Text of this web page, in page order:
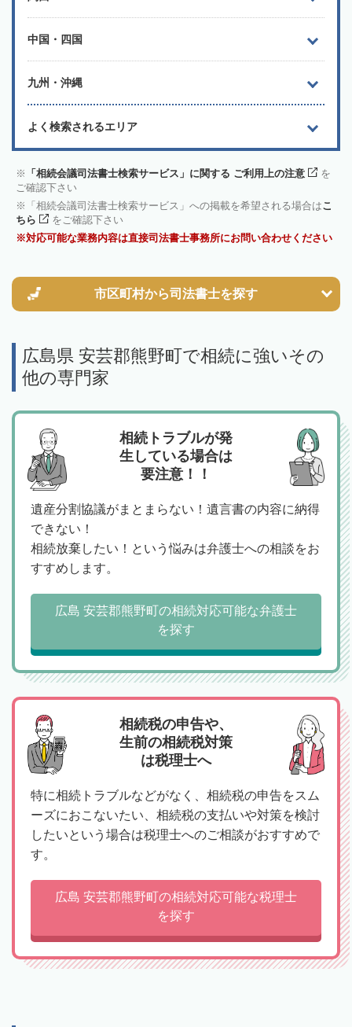
中国・四国
九州・沖縄
よく検索されるエリア
「相続会議司法書士検索サービス」に関する ご利用上の注意
を
ご確認下さい
「相続会議司法書士検索サービス」への掲載を希望される場合はこ
ちら
をご確認下さい
対応可能な業務内容は直接司法書士事務所にお問い合わせください
市区町村から司法書士を探す
広島県 安芸郡熊野町で相続に強いその
他の専門家
相続トラブルが発
生している場合は
要注意！！
遺産分割協議がまとまらない！遺言書の内容に納得
できない！
相続放棄したい！という悩みは弁護士への相談をお
すすめします。
広島 安芸郡熊野町の相続対応可能な弁護士
を探す
相続税の申告や、
生前の相続税対策
は税理士へ
特に相続トラブルなどがなく、相続税の申告をスム
ーズにおこないたい、相続税の支払いや対策を検討
したいという場合は税理士へのご相談がおすすめで
す。
広島 安芸郡熊野町の相続対応可能な税理士
を探す